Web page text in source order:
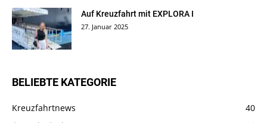
Auf Kreuzfahrt mit EXPLORA I
27. Januar 2025
BELIEBTE KATEGORIE
Kreuzfahrtnews
40